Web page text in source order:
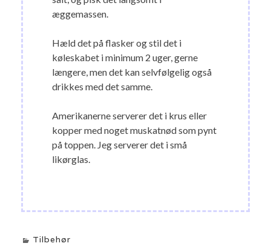
æggemassen.
Hæld det på flasker og stil det i
køleskabet i minimum 2 uger, gerne
længere, men det kan selvfølgelig også
drikkes med det samme.
Amerikanerne serverer det i krus eller
kopper med noget muskatnød som pynt
på toppen. Jeg serverer det i små
likørglas.
Tilbehør